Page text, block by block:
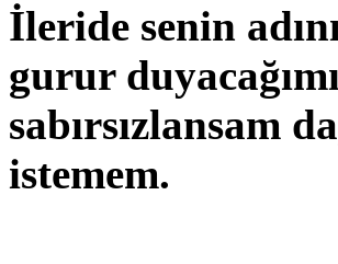
İleride senin
gurur
sabırsızlansam
istemem.